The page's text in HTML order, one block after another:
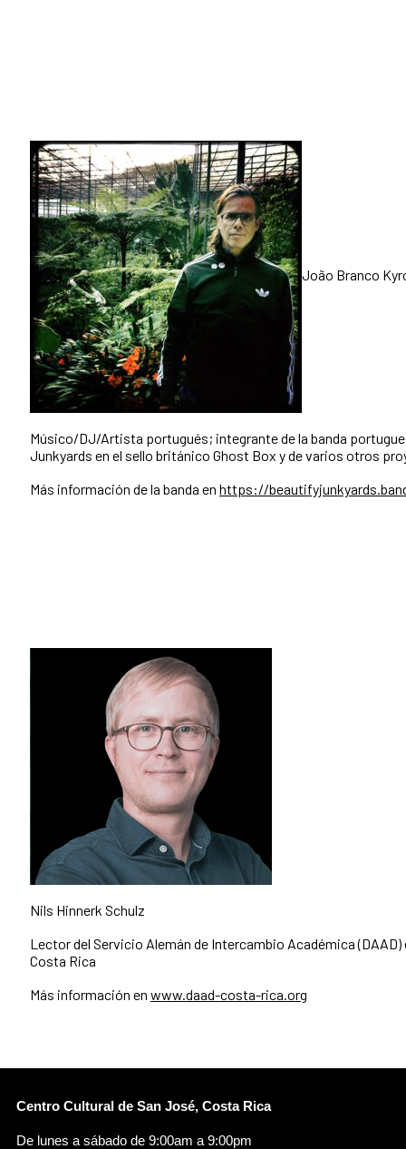
João Branco
Músico/DJ/Artista portugués; integrante de la banda
Junkyards en el sello británico Ghost Box y de varios otros
Más información de la banda en https://
Nils Hinnerk Schulz
Lector del Servicio Alemán de Intercambio Académica (DAAD)
Costa Rica
Más información en www.daad-costa-rica.org
Centro Cultural de San José, Costa Rica
De lunes a sábado de 9:00am a 9:00pm